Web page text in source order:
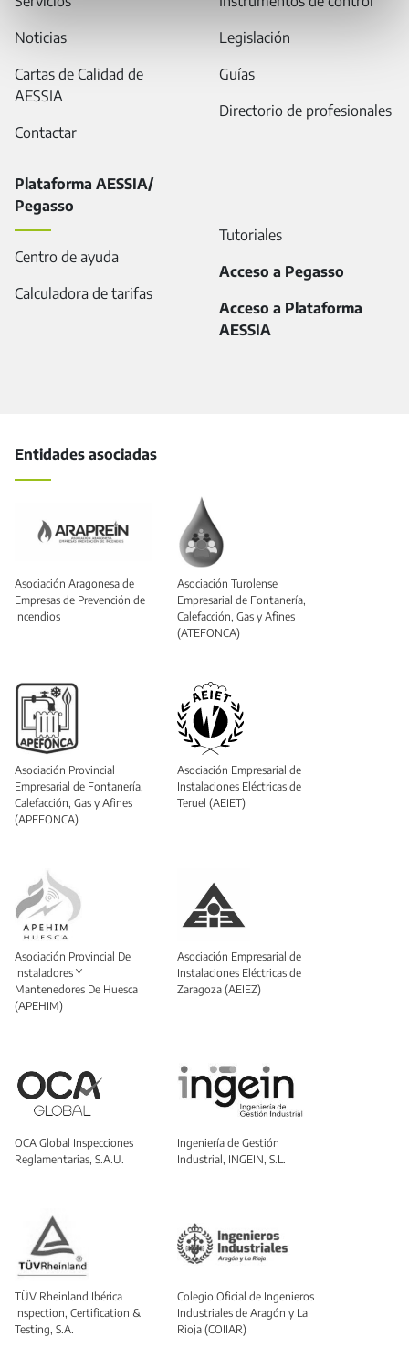
Noticias
Cartas de Calidad de
AESSIA
Contactar
Legislación
Guías
Directorio de profesionales
Plataforma AESSIA/
Pegasso
Centro de ayuda
Calculadora de tarifas
Tutoriales
Acceso a Pegasso
Acceso a Plataforma
AESSIA
Entidades asociadas
Asociación Aragonesa de
Empresas de Prevención de
Incendios
Asociación Turolense
Empresarial de Fontanería,
Calefacción, Gas y Afines
(ATEFONCA)
Asociación Provincial
Empresarial de Fontanería,
Calefacción, Gas y Afines
(APEFONCA)
Asociación Empresarial de
Instalaciones Eléctricas de
Teruel (AEIET)
Asociación Provincial De
Instaladores Y
Mantenedores De Huesca
(APEHIM)
Asociación Empresarial de
Instalaciones Eléctricas de
Zaragoza (AEIEZ)
OCA Global Inspecciones
Reglamentarias, S.A.U.
Ingeniería de Gestión
Industrial, INGEIN, S.L.
TÜV Rheinland Ibérica
Inspection, Certification &
Testing, S.A.
Colegio Oficial de Ingenieros
Industriales de Aragón y La
Rioja (COIIAR)